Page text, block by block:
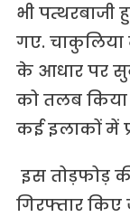
भी पत्थरबाजी
गए.
के आधार पर
को तलब किया
कई इलाकों में
इस तोड़फोड़
गिरफ्तार किए